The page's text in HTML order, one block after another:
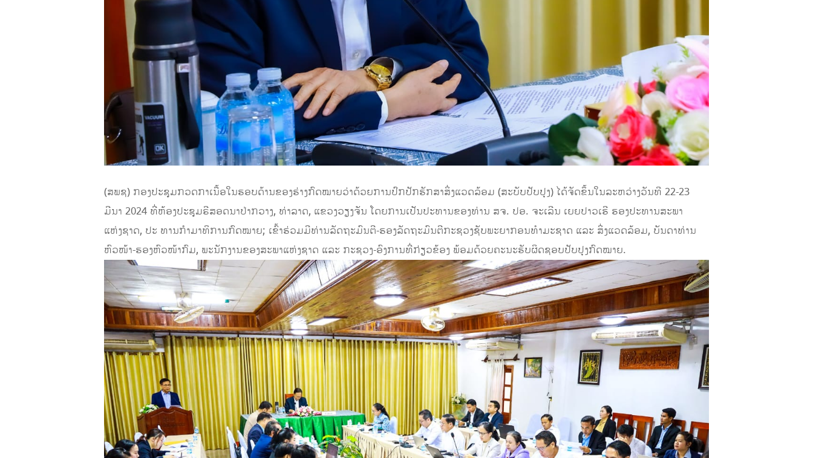
(ສພຊ) ກອງປະຊຸມກວດກາເນື້ອໃນຮອບດ້ານຂອງຮ່າງກົດໝາຍວ່າດ້ວຍການປົກປັກຮັກສາສິ່ງແວດລ້ອມ (ສະບັບປັບປຸງ) ໄດ້ຈັດຂຶ້ນໃນລະຫວ່າງວັນທີ 22-23
ມີນາ 2024 ທີ່ຫ້ອງປະຊຸມຣີສອດນາປ່າກວາງ, ທ່າລາດ, ແຂວງວຽງຈັນ ໂດຍການເປັນປະທານຂອງທ່ານ ສຈ. ປອ. ຈະເລີນ ເຍຍປາວເຮີ ຮອງປະທານສະພາ
ແຫ່ງຊາດ, ປະ ທານກຳມາທິການກົດໝາຍ; ເຂົ້າຮ່ວມມີທ່ານລັດຖະມົນຕີ-ຮອງລັດຖະມົນຕີກະຊວງຊັບພະຍາກອນທຳມະຊາດ ແລະ ສິ່ງແວດລ້ອມ, ບັນດາທ່ານ
ຫົວໜ້າ-ຮອງຫົວໜ້າກົມ, ພະນັກງານຂອງສະພາແຫ່ງຊາດ ແລະ ກະຊວງ-ອົງການທີ່ກ່ຽວຂ້ອງ ພ້ອມດ້ວຍຄະນະຮັບຜິດຊອບປັບປຸງກົດໝາຍ.